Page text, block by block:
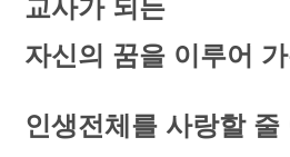
교사가 되든
자신의 꿈을 이루어
인생전체를 사랑할 줄